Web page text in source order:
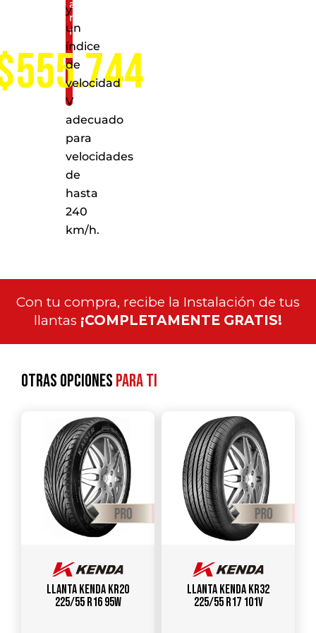
a
nivel
nacional
y
un
índice
de
velocidad
V
adecuado
para
velocidades
de
hasta
240
km/h.
Con tu compra, recibe la Instalación de tus
llantas ¡COMPLETAMENTE GRATIS!
Otras opcionespara ti
Llanta KENDA KR20
225/55 R16 95W
Llanta KENDA KR32
225/55 R17 101V